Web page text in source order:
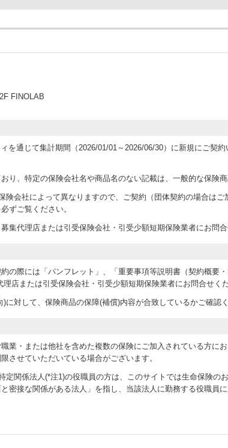
FINOLAB
を通じて集計期間（2026/01/01～2026/06/30）に新規にご契
り、特定の保険会社名や商品名のない記載は、一般的な保険
会社によって異なりますので、ご契約（団体契約の場合は
ずご覧ください。
集代理店または引受保険会社・引受少額短期保険業者にお問
の際には「パンフレット」、「重要事項等説明書（契約概要
店または引受保険会社・引受少額短期保険業者にお問合せく
対して、保険商品の保障(補償)内容が合致しているかご確認
業・または他社を含めた複数の保険にご加入されている方に
させていただいている場合がございます。
関係法人(*注1)の役職員の方は、このサイトでは生命保険の
密接な関係がある法人」を指し、当該法人に勤務する役職員